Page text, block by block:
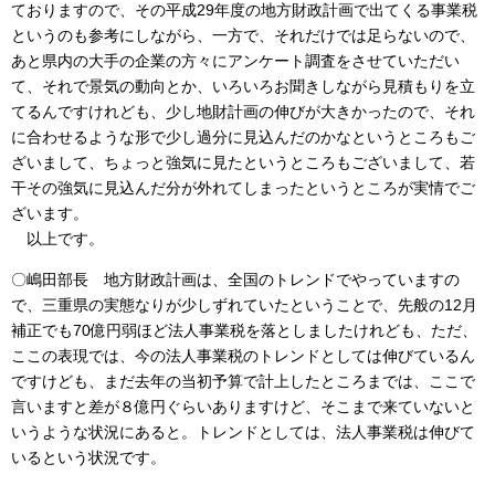
ておりますので、その平成29年度の地方財政計画で出てくる事業税
というのも参考にしながら、一方で、それだけでは足らないので、
あと県内の大手の企業の方々にアンケート調査をさせていただい
て、それで景気の動向とか、いろいろお聞きしながら見積もりを立
てるんですけれども、少し地財計画の伸びが大きかったので、それ
に合わせるような形で少し過分に見込んだのかなというところもご
ざいまして、ちょっと強気に見たというところもございまして、若
干その強気に見込んだ分が外れてしまったというところが実情でご
ざいます。
以上です。
〇嶋田部長 地方財政計画は、全国のトレンドでやっていますの
で、三重県の実態なりが少しずれていたということで、先般の12月
補正でも70億円弱ほど法人事業税を落としましたけれども、ただ、
ここの表現では、今の法人事業税のトレンドとしては伸びているん
ですけども、まだ去年の当初予算で計上したところまでは、ここで
言いますと差が８億円ぐらいありますけど、そこまで来ていないと
いうような状況にあると。トレンドとしては、法人事業税は伸びて
いるという状況です。